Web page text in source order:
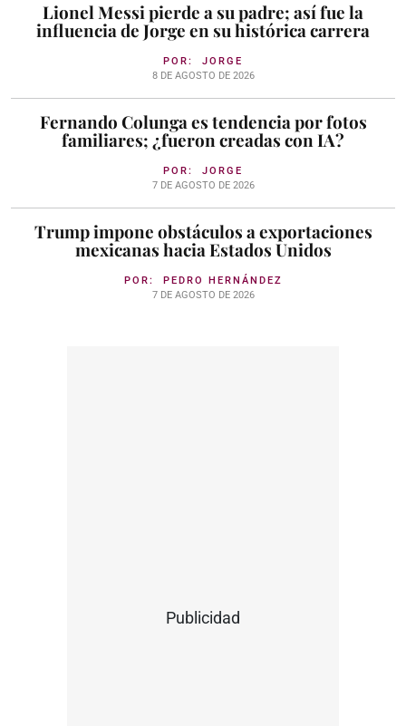
Lionel Messi pierde a su padre; así fue la
influencia de Jorge en su histórica carrera
POR: JORGE
8 DE AGOSTO DE 2026
Fernando Colunga es tendencia por fotos
familiares; ¿fueron creadas con IA?
POR: JORGE
7 DE AGOSTO DE 2026
Trump impone obstáculos a exportaciones
mexicanas hacia Estados Unidos
POR: PEDRO HERNÁNDEZ
7 DE AGOSTO DE 2026
Publicidad